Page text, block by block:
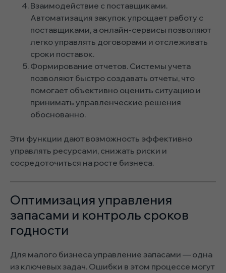
Взаимодействие с поставщиками.
Автоматизация закупок упрощает работу с
поставщиками, а онлайн-сервисы позволяют
легко управлять договорами и отслеживать
сроки поставок.
Формирование отчетов. Системы учета
позволяют быстро создавать отчеты, что
помогает объективно оценить ситуацию и
принимать управленческие решения
обоснованно.
Эти функции дают возможность эффективно
управлять ресурсами, снижать риски и
сосредоточиться на росте бизнеса.
Оптимизация управления
запасами и контроль сроков
годности
Для малого бизнеса управление запасами — одна
из ключевых задач. Ошибки в этом процессе могут